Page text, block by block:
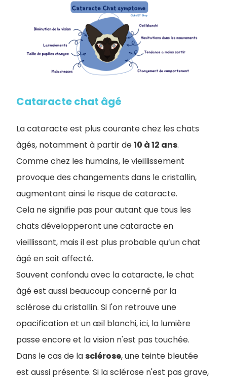
Cataracte chat âgé
La cataracte est plus courante chez les chats
âgés, notamment à partir de10 à 12 ans.
Comme chez les humains, le vieillissement
provoque des changements dans le cristallin,
augmentant ainsi le risque de cataracte.
Cela ne signifie pas pour autant que tous les
chats développeront une cataracte en
vieillissant, mais il est plus probable qu’un chat
âgé en soit affecté.
Souvent confondu avec la cataracte, le chat
âgé est aussi beaucoup concerné par la
sclérose du cristallin. Si l'on retrouve une
opacification et un œil blanchi, ici, la lumière
passe encore et la vision n'est pas touchée.
Dans le cas de lasclérose, une teinte bleutée
est aussi présente. Si la sclérose n'est pas grave,